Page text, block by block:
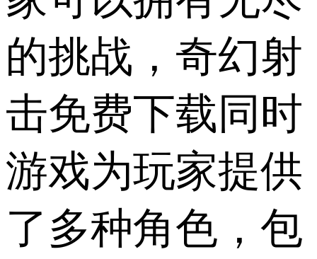
的挑战，奇幻射
击免费下载同时
游戏为玩家提供
了多种角色，包